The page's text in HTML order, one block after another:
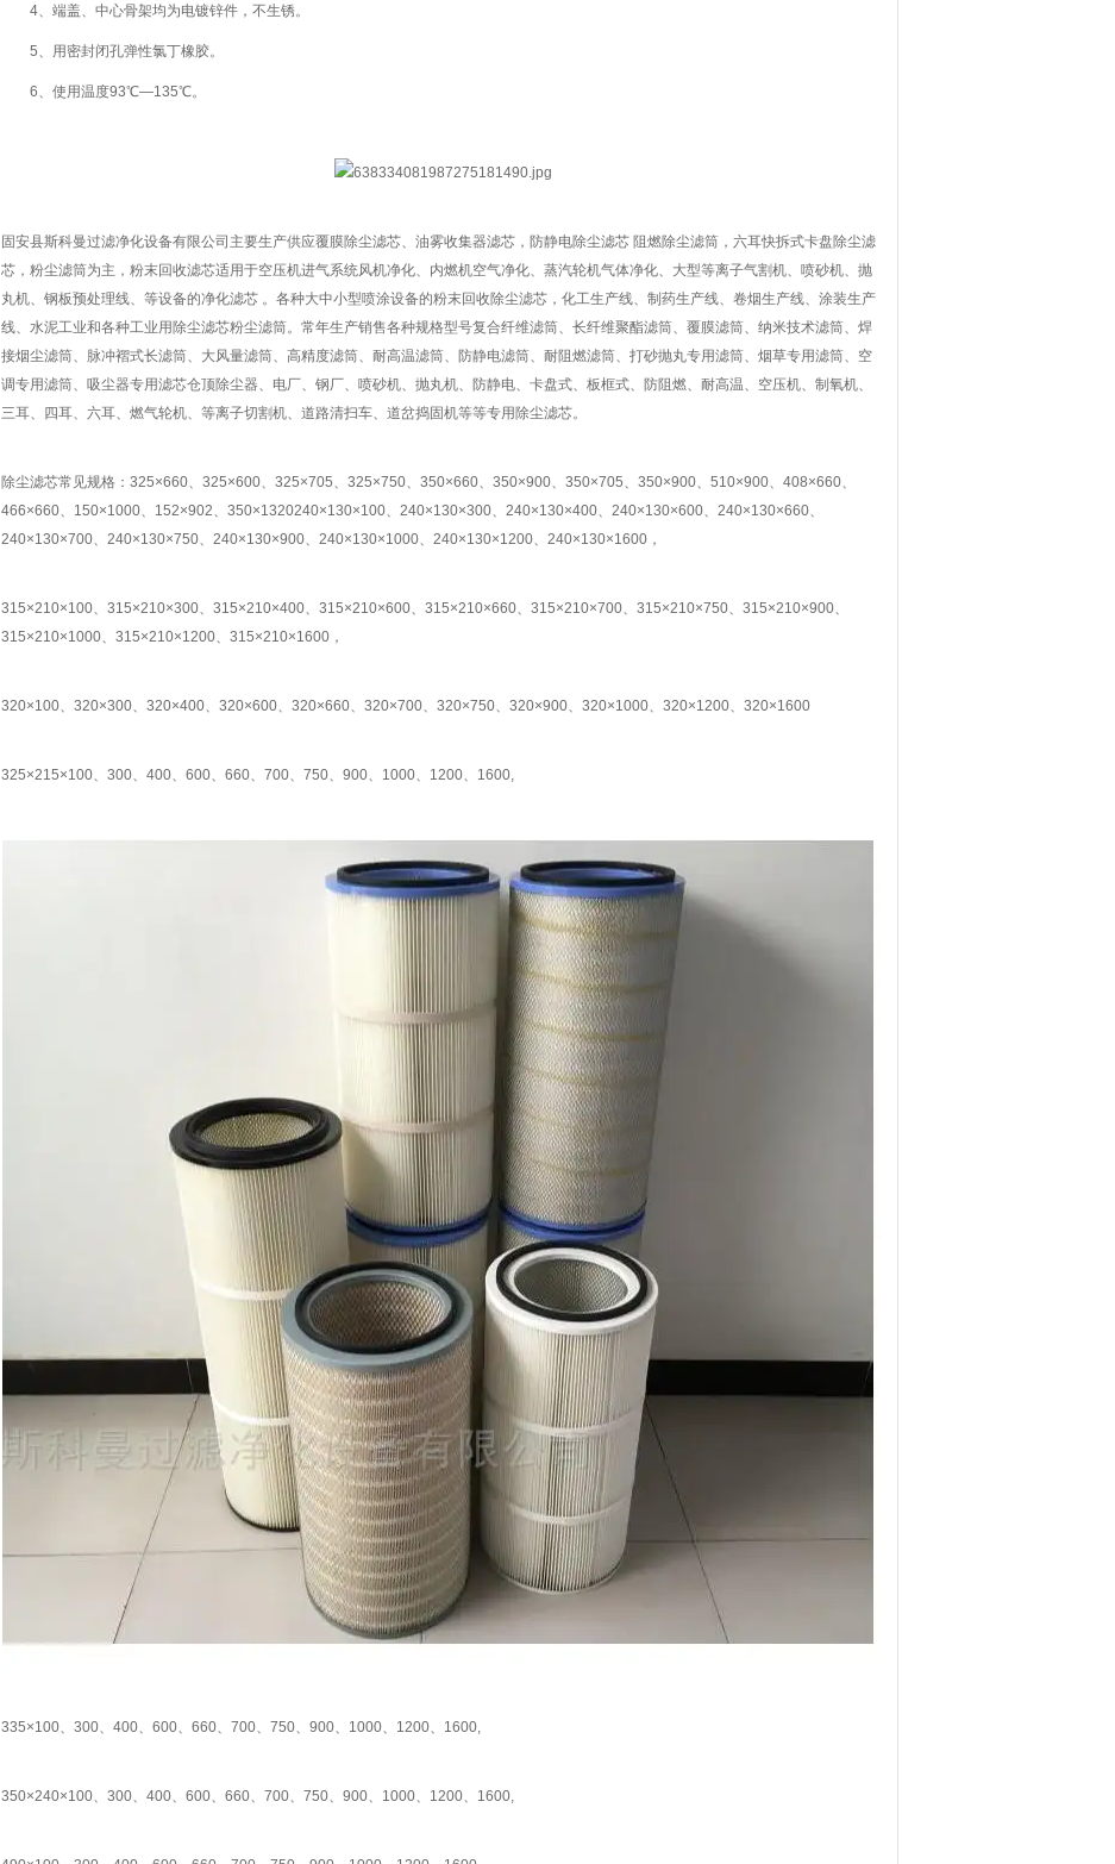
4、端盖、中心骨架均为电镀锌件，不生锈。
5、用密封闭孔弹性氯丁橡胶。
6、使用温度93℃—135℃。
固安县斯科曼过滤净化设备有限公司主要生产供应覆膜除尘滤芯、油雾收集器滤芯，防静电除尘滤芯 阻燃除尘滤筒，六耳快拆式卡盘除尘滤
芯，粉尘滤筒为主，粉末回收滤芯适用于空压机进气系统风机净化、内燃机空气净化、蒸汽轮机气体净化、大型等离子气割机、喷砂机、抛
丸机、钢板预处理线、等设备的净化滤芯 。各种大中小型喷涂设备的粉末回收除尘滤芯，化工生产线、制药生产线、卷烟生产线、涂装生产
线、水泥工业和各种工业用除尘滤芯粉尘滤筒。常年生产销售各种规格型号复合纤维滤筒、长纤维聚酯滤筒、覆膜滤筒、纳米技术滤筒、焊
接烟尘滤筒、脉冲褶式长滤筒、大风量滤筒、高精度滤筒、耐高温滤筒、防静电滤筒、耐阻燃滤筒、打砂抛丸专用滤筒、烟草专用滤筒、空
调专用滤筒、吸尘器专用滤芯仓顶除尘器、电厂、钢厂、喷砂机、抛丸机、防静电、卡盘式、板框式、防阻燃、耐高温、空压机、制氧机、
三耳、四耳、六耳、燃气轮机、等离子切割机、道路清扫车、道岔捣固机等等专用除尘滤芯。
除尘滤芯常见规格：325×660、325×600、325×705、325×750、350×660、350×900、350×705、350×900、510×900、408×660、
466×660、150×1000、152×902、350×1320240×130×100、240×130×300、240×130×400、240×130×600、240×130×660、
240×130×700、240×130×750、240×130×900、240×130×1000、240×130×1200、240×130×1600，
315×210×100、315×210×300、315×210×400、315×210×600、315×210×660、315×210×700、315×210×750、315×210×900、
315×210×1000、315×210×1200、315×210×1600，
320×100、320×300、320×400、320×600、320×660、320×700、320×750、320×900、320×1000、320×1200、320×1600
325×215×100、300、400、600、660、700、750、900、1000、1200、1600,
335×100、300、400、600、660、700、750、900、1000、1200、1600,
350×240×100、300、400、600、660、700、750、900、1000、1200、1600,